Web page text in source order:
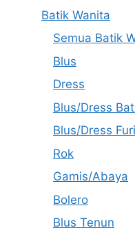
Batik Wanita
Semua Batik
Blus
Dress
Blus/Dress
Blus/Dress
Rok
Gamis/Abaya
Bolero
Blus Tenun